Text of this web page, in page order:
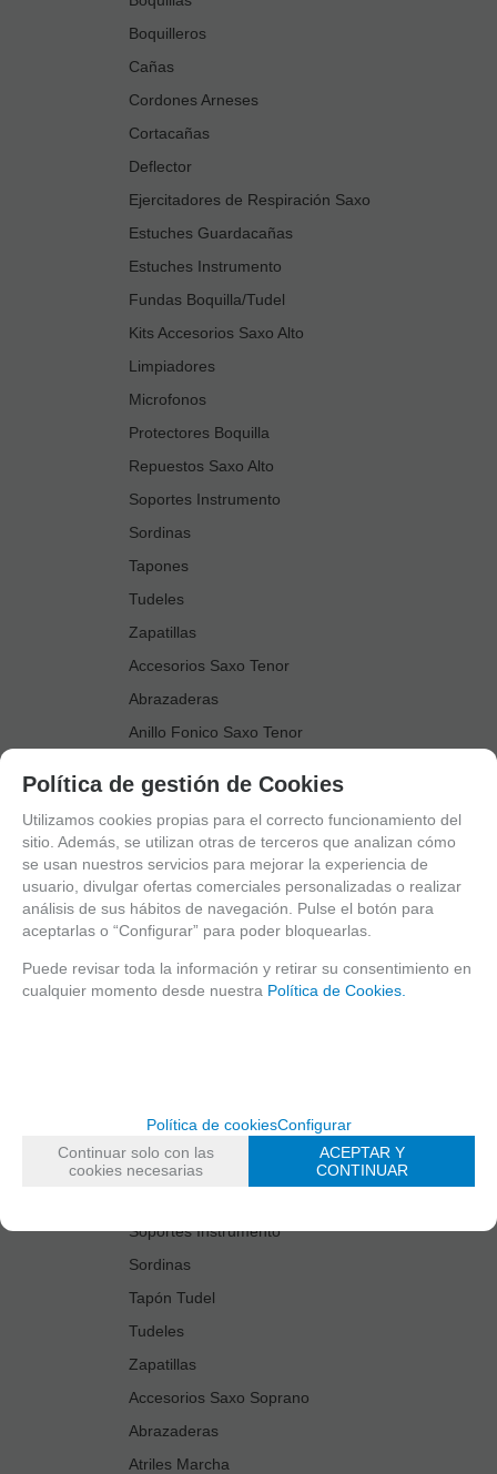
Boquilleros
Cañas
Cordones Arneses
Cortacañas
Deflector
Ejercitadores de Respiración Saxo
Estuches Guardacañas
Estuches Instrumento
Fundas Boquilla/Tudel
Kits Accesorios Saxo Alto
Limpiadores
Microfonos
Protectores Boquilla
Repuestos Saxo Alto
Soportes Instrumento
Sordinas
Tapones
Tudeles
Zapatillas
Accesorios Saxo Tenor
Abrazaderas
Anillo Fonico Saxo Tenor
Boquillas
Boquilleros
Cañas
Cortacañas
Deflector Saxo Tenor
Estuches Guardacañas
Limpiadores
Protectores Boquilla
Soportes Instrumento
Sordinas
Tapón Tudel
Tudeles
Zapatillas
Accesorios Saxo Soprano
Abrazaderas
Atriles Marcha
Política de gestión de Cookies
Utilizamos cookies propias para el correcto funcionamiento del
sitio. Además, se utilizan otras de terceros que analizan cómo
se usan nuestros servicios para mejorar la experiencia de
usuario, divulgar ofertas comerciales personalizadas o realizar
análisis de sus hábitos de navegación. Pulse el botón para
aceptarlas o “Configurar” para poder bloquearlas.
Puede revisar toda la información y retirar su consentimiento en
cualquier momento desde nuestra Política de Cookies.
Política de cookiesConfigurar
Continuar solo con las
cookies necesarias
ACEPTAR Y
CONTINUAR